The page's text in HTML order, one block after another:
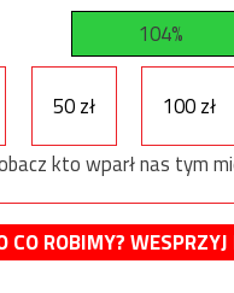
104%
50 zł 100 zł
kto wparł nas tym
CO ROBIMY?